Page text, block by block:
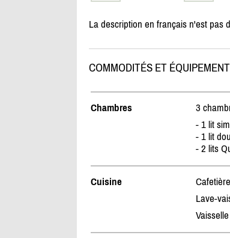
La description en français n'est pas
COMMODITÉS ET ÉQUIPEMENT
Chambres
3
- 1 lit
- 1 lit
- 2 lits
Cuisine Cafetière
Lave-